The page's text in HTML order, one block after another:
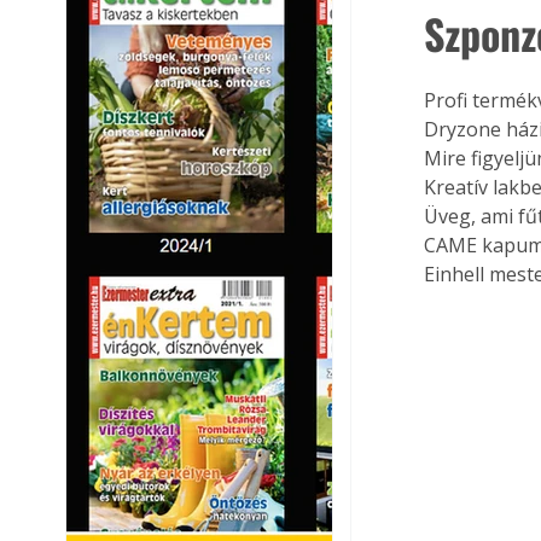
Profi
Dryzone
Mire
Kreatív
Üveg, ami
CAME
Einhell